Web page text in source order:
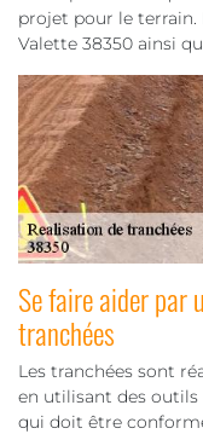
projet pour le terrain.
Valette 38350 ainsi
Se faire aider par
tranchées
Les tranchées sont
en utilisant des outils
qui doit être